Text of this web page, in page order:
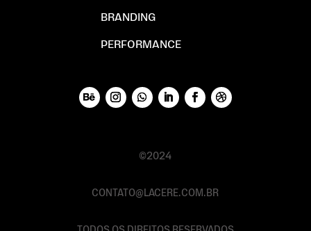
BRANDING
PERFORMANCE
©2024
CONTATO@LACERE.COM.BR